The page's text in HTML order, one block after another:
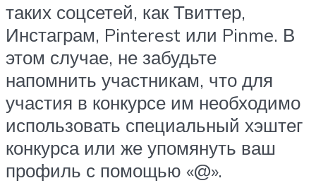
таких соцсетей, как Твиттер,
Инстаграм, Pinterest или Pinme. В
этом случае, не забудьте
напомнить участникам, что для
участия в конкурсе им необходимо
использовать специальный хэштег
конкурса или же упомянуть ваш
профиль с помощью «@».